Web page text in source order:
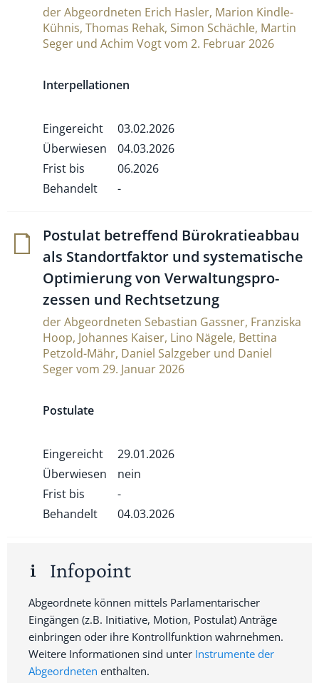
der Abgeordneten Erich Hasler, Marion Kindle-
Kühnis, Thomas Rehak, Simon Schächle, Martin
Seger und Achim Vogt vom 2. Februar 2026
Interpellationen
Eingereicht
03.02.2026
Überwiesen
04.03.2026
Frist bis
06.2026
Behandelt
-
Postulat betref­fend Büro­kra­tie­abbau
als Stand­ort­faktor und sys­te­ma­ti­sche
Opti­mie­rung von Ver­wal­tungs­pro­
zessen und Rechtsetzung
der Abgeordneten Sebastian Gassner, Franziska
Hoop, Johannes Kaiser, Lino Nägele, Bettina
Petzold-Mähr, Daniel Salzgeber und Daniel
Seger vom 29. Januar 2026
Postulate
Eingereicht
29.01.2026
Überwiesen
nein
Frist bis
-
Behandelt
04.03.2026
Infopoint
Abgeordnete können mittels Parlamentarischer
Eingängen (z.B. Initiative, Motion, Postulat) Anträge
einbringen oder ihre Kontrollfunktion wahrnehmen.
Weitere Informationen sind unter Instrumente der
Abgeordneten enthalten.